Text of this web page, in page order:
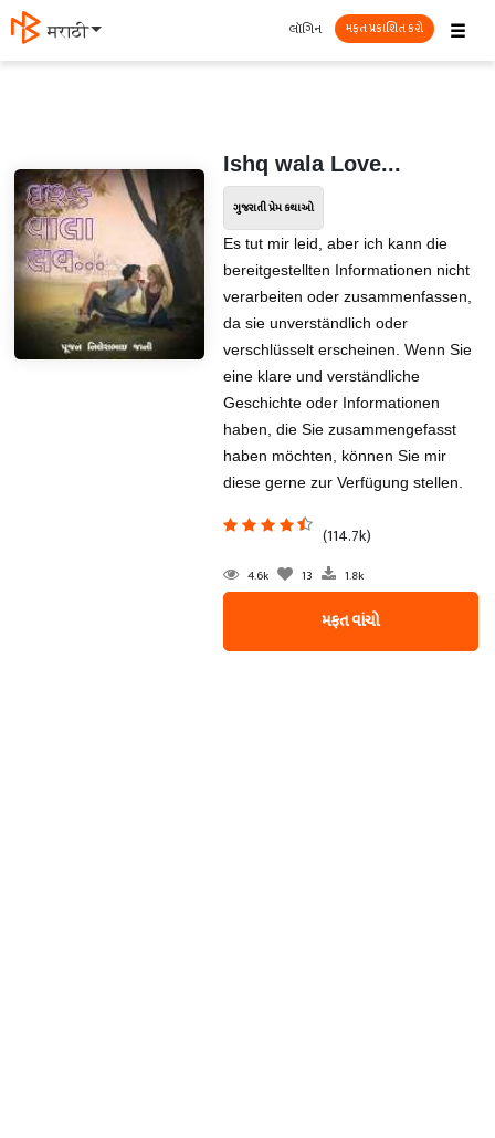
मराठी ☰
લૉગિન મફત પ્રકાશિત કરો
Ishq wala Love...
ગુજરાતી પ્રેમ કથાઓ
Es tut mir leid, aber ich kann die
bereitgestellten Informationen nicht
verarbeiten oder zusammenfassen,
da sie unverständlich oder
verschlüsselt erscheinen. Wenn Sie
eine klare und verständliche
Geschichte oder Informationen
haben, die Sie zusammengefasst
haben möchten, können Sie mir
diese gerne zur Verfügung stellen.
(114.7k)
4.6k 13 1.8k
મફત વાંચો